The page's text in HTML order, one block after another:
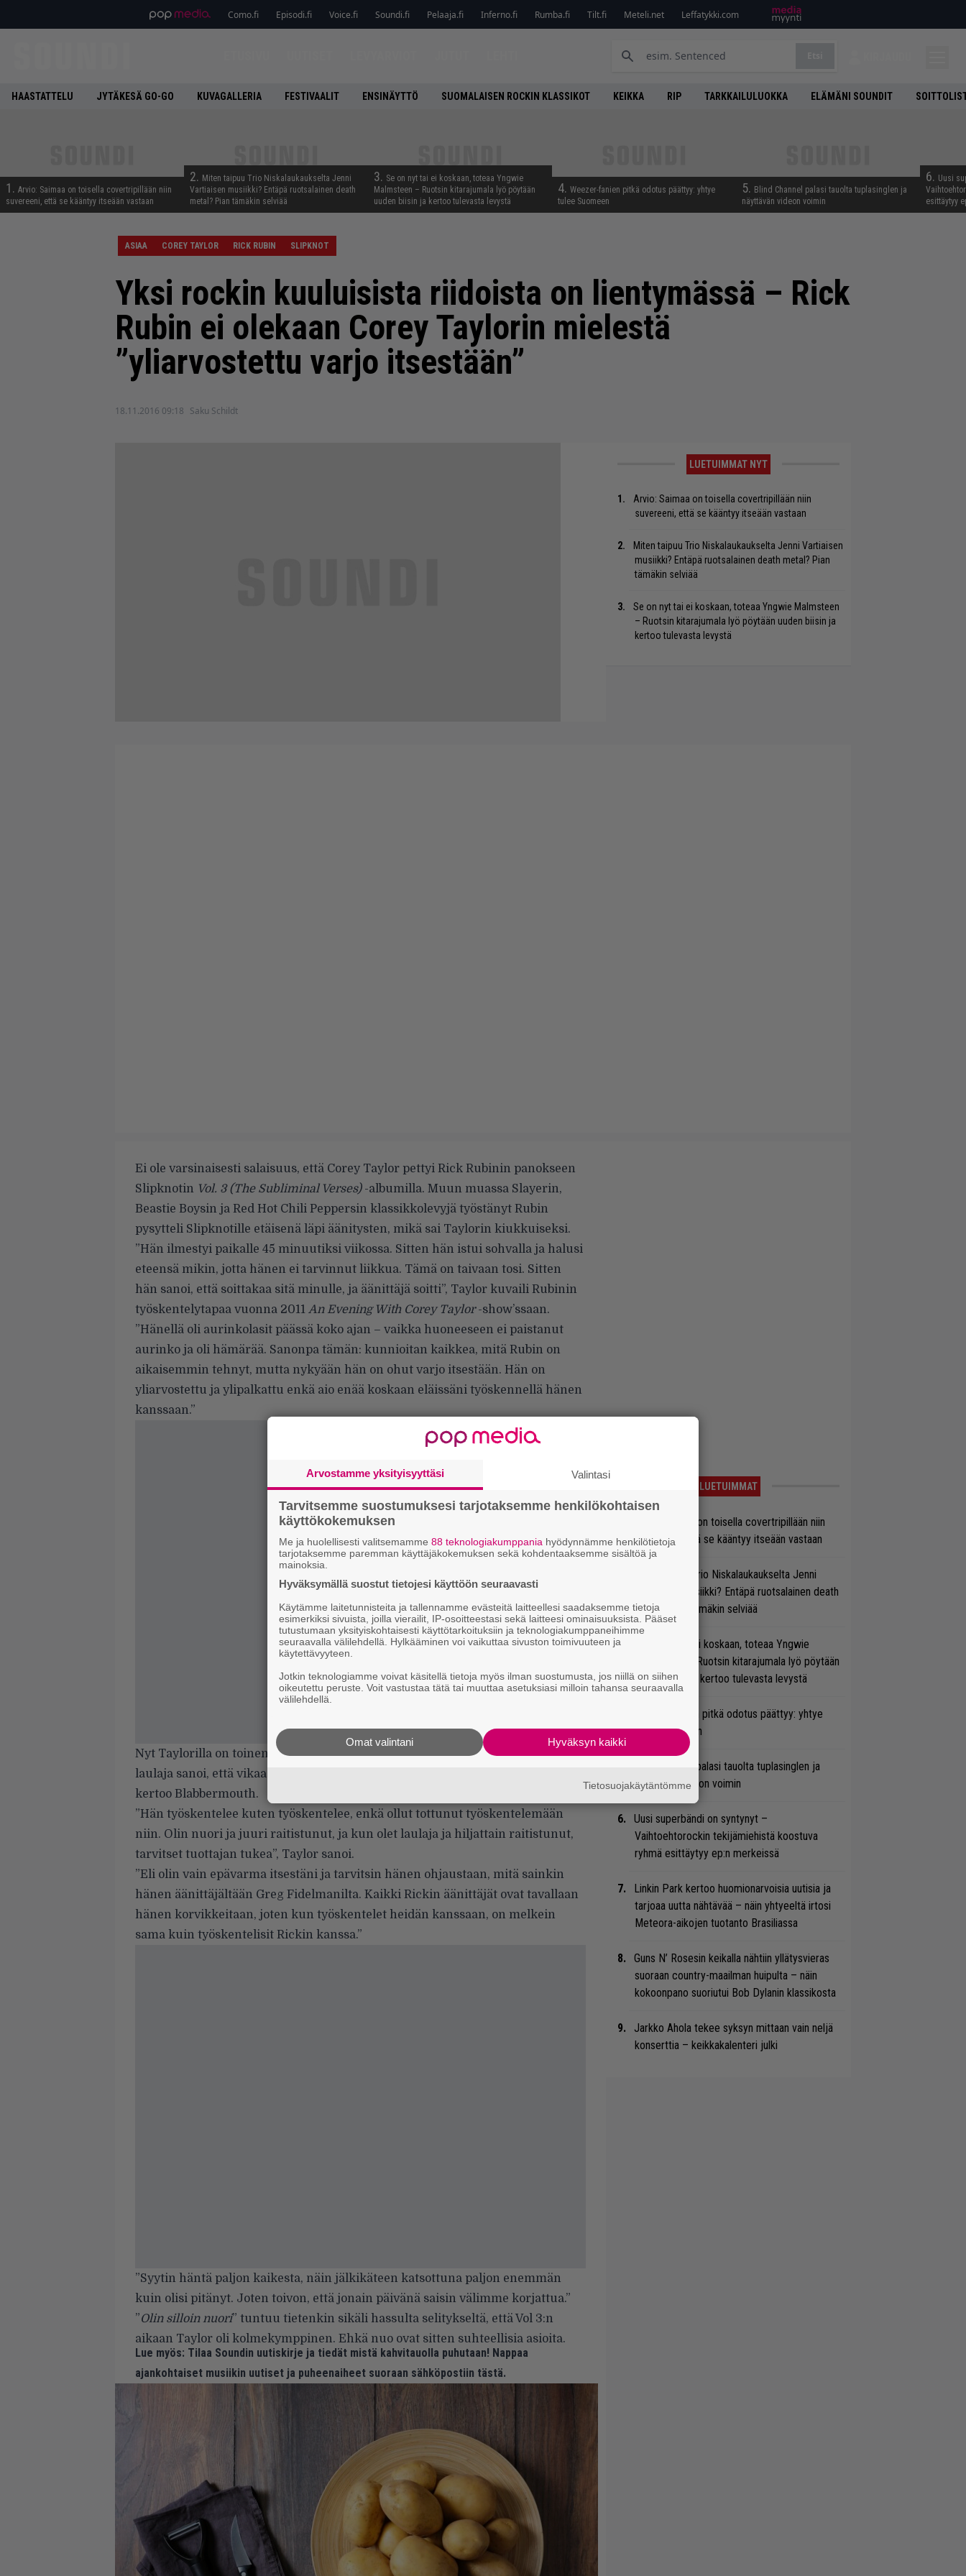
Como.fi Episodi.fi Voice.fi Soundi.fi Pelaaja.fi Inferno.fi Rumba.fi Tilt.fi Meteli.net Leffatykki.com
HAASTATTELU JYTÄKESÄ GO-GO KUVAGALLERIA FESTIVAALIT ENSINÄYTTÖ SUOMALAISEN ROCKIN KLASSIKOT KEIKKA RIP TARKKAILULUOKKA ELÄMÄNI SOUNDIT
1. Arvio: Saimaa on toisella covertripillään niin
suvereeni, että se kääntyy itseään vastaan
2. Miten taipuu Trio Niskalaukaukselta Jenni
Vartiaisen musiikki? Entäpä ruotsalainen death
metal? Pian tämäkin selviää
3. Se on nyt tai ei koskaan, toteaa Yngwie
Malmsteen – Ruotsin kitarajumala lyö pöytään
uuden biisin ja kertoo tulevasta levystä
4. Weezer-fanien pitkä odotus päättyy: yhtye
tulee Suomeen
5. Blind Channel palasi tauolta tuplasinglen ja
näyttävän videon voimin
6. Uusi
esittäytyy
ASIAA COREY TAYLOR RICK RUBIN SLIPKNOT
Yksi rockin kuuluisista riidoista on lientymässä – Rick
Rubin ei olekaan Corey Taylorin mielestä
”yliarvostettu varjo itsestään”
18.11.2016 09:18 Saku Schildt
LUETUIMMAT NYT
Arvio: Saimaa on toisella covertripillään niin
suvereeni, että se kääntyy itseään vastaan
Miten taipuu Trio Niskalaukaukselta Jenni Vartiaisen
musiikki? Entäpä ruotsalainen death metal? Pian
tämäkin selviää
Se on nyt tai ei koskaan, toteaa Yngwie Malmsteen
– Ruotsin kitarajumala lyö pöytään uuden biisin ja
kertoo tulevasta levystä
Ei ole varsinaisesti salaisuus, että Corey Taylor pettyi Rick Rubinin panokseen
Slipknotin Vol. 3 (The Subliminal Verses)-albumilla. Muun muassa Slayerin,
Beastie Boysin ja Red Hot Chili Peppersin klassikkolevyjä työstänyt Rubin
pysytteli Slipknotille etäisenä läpi äänitysten, mikä sai Taylorin kiukkuiseksi.
”Hän ilmestyi paikalle 45 minuutiksi viikossa. Sitten hän istui sohvalla ja halusi
eteensä mikin, jotta hänen ei tarvinnut liikkua. Tämä on taivaan tosi. Sitten
hän sanoi, että soittakaa sitä minulle, ja äänittäjä soitti”, Taylor kuvaili Rubinin
työskentelytapaa vuonna 2011 An Evening With Corey Taylor-show’ssaan.
”Hänellä oli aurinkolasit päässä koko ajan – vaikka huoneeseen ei paistanut
aurinko ja oli hämärää. Sanonpa tämän: kunnioitan kaikkea, mitä Rubin on
aikaisemmin tehnyt, mutta nykyään hän on ohut varjo itsestään. Hän on
yliarvostettu ja ylipalkattu enkä aio enää koskaan eläissäni työskennellä hänen
kanssaan.”
Nyt Taylorilla on toinen ääni kellossa. Apple Musicin radiohaastattelussa
laulaja sanoi, että vikaa taisi olla yhtä paljon hänessä itsessäänkin. Asiasta
kertoo Blabbermouth.
”Hän työskentelee kuten työskentelee, enkä ollut tottunut työskentelemään
niin. Olin nuori ja juuri raitistunut, ja kun olet laulaja ja hiljattain raitistunut,
tarvitset tuottajan tukea”, Taylor sanoi.
”Eli olin vain epävarma itsestäni ja tarvitsin hänen ohjaustaan, mitä sainkin
hänen äänittäjältään Greg Fidelmanilta. Kaikki Rickin äänittäjät ovat tavallaan
hänen korvikkeitaan, joten kun työskentelet heidän kanssaan, on melkein
sama kuin työskentelisit Rickin kanssa.”
”Syytin häntä paljon kaikesta, näin jälkikäteen katsottuna paljon enemmän
kuin olisi pitänyt. Joten toivon, että jonain päivänä saisin välimme korjattua.”
”Olin silloin nuori” tuntuu tietenkin sikäli hassulta selitykseltä, että Vol 3:n
aikaan Taylor oli kolmekymppinen. Ehkä nuo ovat sitten suhteellisia asioita.
Lue myös: Tilaa Soundin uutiskirje ja tiedät mistä kahvitauolla puhutaan! Nappaa
ajankohtaiset musiikin uutiset ja puheenaiheet suoraan sähköpostiin tästä.
LUETUIMMAT
Arvio: Saimaa on toisella covertripillään niin
suvereeni, että se kääntyy itseään vastaan
Miten taipuu Trio Niskalaukaukselta Jenni
Vartiaisen musiikki? Entäpä ruotsalainen death
metal? Pian tämäkin selviää
Se on nyt tai ei koskaan, toteaa Yngwie
Malmsteen – Ruotsin kitarajumala lyö pöytään
uuden biisin ja kertoo tulevasta levystä
Weezer-fanien pitkä odotus päättyy: yhtye
tulee Suomeen
Blind Channel palasi tauolta tuplasinglen ja
näyttävän videon voimin
Uusi superbändi on syntynyt –
Vaihtoehtorockin tekijämiehistä koostuva
ryhmä esittäytyy ep:n merkeissä
Linkin Park kertoo huomionarvoisia uutisia ja
tarjoaa uutta nähtävää – näin yhtyeeltä irtosi
Meteora-aikojen tuotanto Brasiliassa
Guns N’ Rosesin keikalla nähtiin yllätysvieras
suoraan country-maailman huipulta – näin
kokoonpano suoriutui Bob Dylanin klassikosta
Jarkko Ahola tekee syksyn mittaan vain neljä
konserttia – keikkakalenteri julki
Arvostamme yksityisyyttäsi Valintasi
Tarvitsemme suostumuksesi tarjotaksemme henkilökohtaisen
käyttökokemuksen
Me ja huolellisesti valitsemamme 88 teknologiakumppania hyödynnämme henkilötietoja
tarjotaksemme paremman käyttäjäkokemuksen sekä kohdentaaksemme sisältöä ja
mainoksia.
Hyväksymällä suostut tietojesi käyttöön seuraavasti
Käytämme laitetunnisteita ja tallennamme evästeitä laitteellesi saadaksemme tietoja
esimerkiksi sivuista, joilla vierailit, IP-osoitteestasi sekä laitteesi ominaisuuksista. Pääset
tutustumaan yksityiskohtaisesti käyttötarkoituksiin ja teknologiakumppaneihimme
seuraavalla välilehdellä. Hylkääminen voi vaikuttaa sivuston toimivuuteen ja
käytettävyyteen.
Jotkin teknologiamme voivat käsitellä tietoja myös ilman suostumusta, jos niillä on siihen
oikeutettu peruste. Voit vastustaa tätä tai muuttaa asetuksiasi milloin tahansa seuraavalla
välilehdellä.
Hyväksyn kaikki
Omat valintani
Tietosuojakäytäntömme